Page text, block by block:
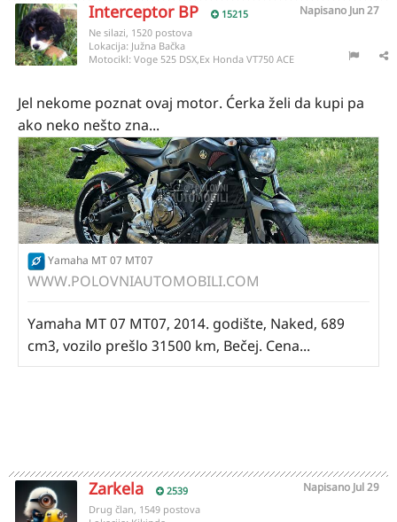
Interceptor BP 15215 Napisano Jun 27
Ne silazi, 1520 postova
Lokacija: Južna Bačka
Motocikl: Voge 525 DSX,Ex Honda VT750 ACE
Jel nekome poznat ovaj motor. Ćerka želi da kupi pa
ako neko nešto zna...
Yamaha MT 07 MT07
WWW.POLOVNIAUTOMOBILI.COM
Yamaha MT 07 MT07, 2014. godište, Naked, 689
cm3, vozilo prešlo 31500 km, Bečej. Cena...
Zarkela 2539 Napisano Jul 29
Drug član, 1549 postova